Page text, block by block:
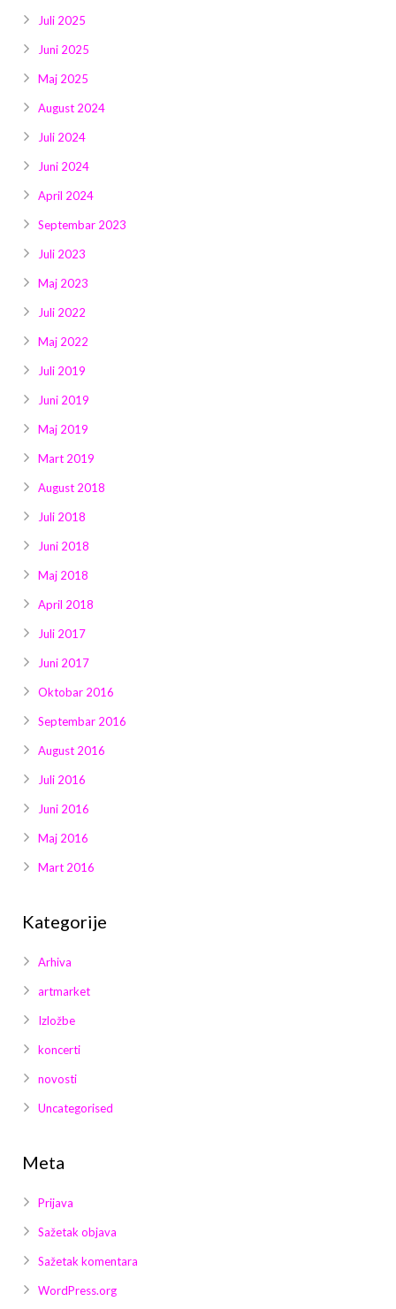
Juli 2025
Juni 2025
Maj 2025
August 2024
Juli 2024
Juni 2024
April 2024
Septembar 2023
Juli 2023
Maj 2023
Juli 2022
Maj 2022
Juli 2019
Juni 2019
Maj 2019
Mart 2019
August 2018
Juli 2018
Juni 2018
Maj 2018
April 2018
Juli 2017
Juni 2017
Oktobar 2016
Septembar 2016
August 2016
Juli 2016
Juni 2016
Maj 2016
Mart 2016
Kategorije
Arhiva
artmarket
Izložbe
koncerti
novosti
Uncategorised
Meta
Prijava
Sažetak objava
Sažetak komentara
WordPress.org